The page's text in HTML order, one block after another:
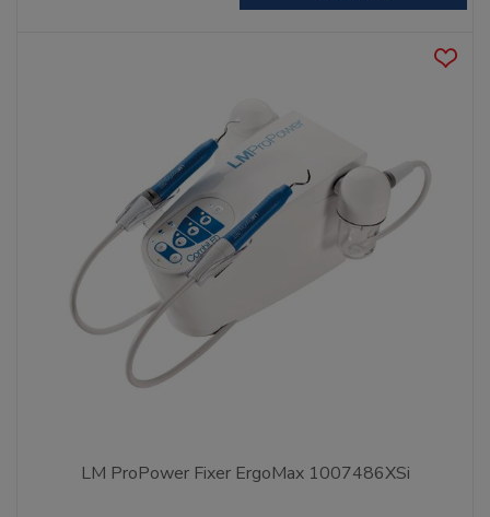
LM ProPower Fixer ErgoMax 1007486XSi